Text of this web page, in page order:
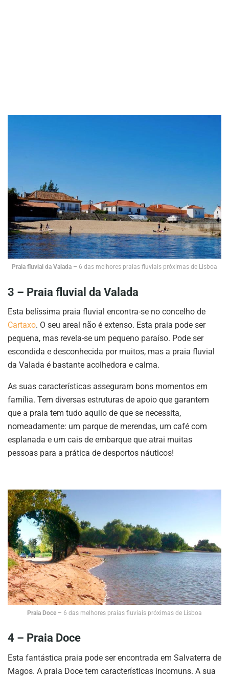
Praia fluvial da Valada – 6 das melhores praias fluviais próximas de Lisboa
3 – Praia fluvial da Valada
Esta belíssima praia fluvial encontra-se no concelho de
Cartaxo. O seu areal não é extenso. Esta praia pode ser
pequena, mas revela-se um pequeno paraíso. Pode ser
escondida e desconhecida por muitos, mas a praia fluvial
da Valada é bastante acolhedora e calma.
As suas características asseguram bons momentos em
família. Tem diversas estruturas de apoio que garantem
que a praia tem tudo aquilo de que se necessita,
nomeadamente: um parque de merendas, um café com
esplanada e um cais de embarque que atrai muitas
pessoas para a prática de desportos náuticos!
Praia Doce – 6 das melhores praias fluviais próximas de Lisboa
4 – Praia Doce
Esta fantástica praia pode ser encontrada em Salvaterra de
Magos. A praia Doce tem características incomuns. A sua